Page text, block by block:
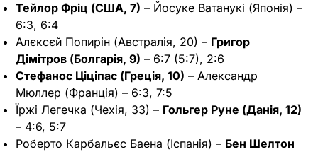
Тейлор Фріц (США, 7) – Йосуке Ватанукі (Японія) –
6:3, 6:4
Алєксєй Попирін (Австралія, 20) – Григор
Дімітров (Болгарія, 9) – 6:7 (5:7), 2:6
Стефанос Ціціпас (Греція, 10) – Александр
Мюллер (Франція) – 6:3, 7:5
Їржі Легечка (Чехія, 33) – Гольгер Руне (Данія, 12)
– 4:6, 5:7
Роберто Карбальєс Баена (Іспанія) – Бен Шелтон